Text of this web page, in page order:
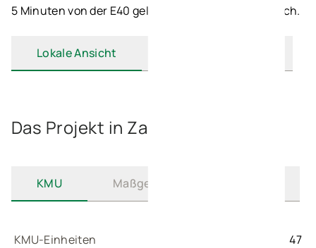
5 Minuten von der E40 gelegen und 40 km von Lüttich.
Lokale Ansicht
Das Projekt in Zahlen
KMU Maßgeschneiderte Lösungen
KMU-Einheiten 47